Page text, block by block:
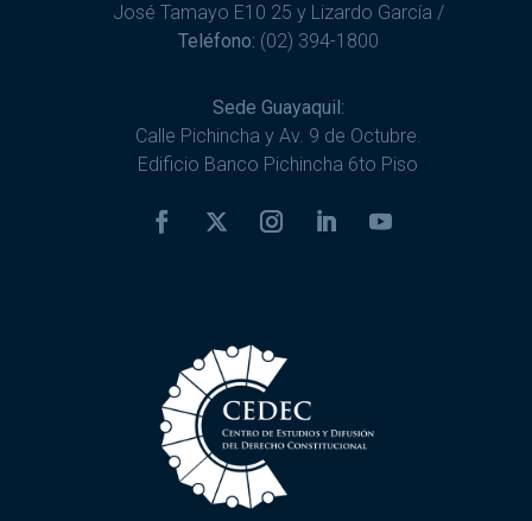
José Tamayo E10 25 y Lizardo García /
Teléfono: (02) 394-1800
Sede Guayaquil:
Calle Pichincha y Av. 9 de Octubre.
Edificio Banco Pichincha 6to Piso